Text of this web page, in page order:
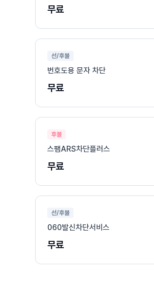
무료
선/후불
번호도용 문자 차단
무료
후불
스팸ARS차단플러스
무료
선/후불
060발신차단서비스
무료